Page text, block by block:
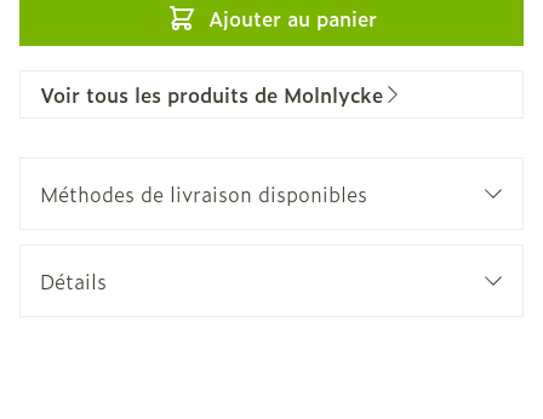
Ajouter au panier
Voir tous les produits de Molnlycke
Méthodes de livraison disponibles
Détails